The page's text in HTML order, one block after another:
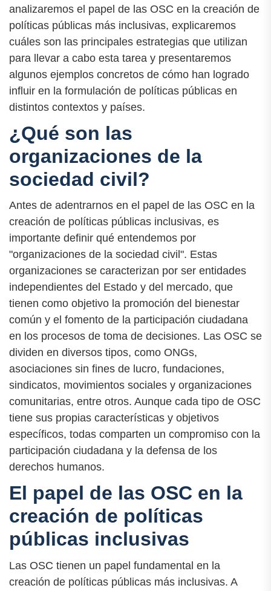
analizaremos el papel de las OSC en la creación de
políticas públicas más inclusivas, explicaremos
cuáles son las principales estrategias que utilizan
para llevar a cabo esta tarea y presentaremos
algunos ejemplos concretos de cómo han logrado
influir en la formulación de políticas públicas en
distintos contextos y países.
¿Qué son las
organizaciones de la
sociedad civil?
Antes de adentrarnos en el papel de las OSC en la
creación de políticas públicas inclusivas, es
importante definir qué entendemos por
"organizaciones de la sociedad civil". Estas
organizaciones se caracterizan por ser entidades
independientes del Estado y del mercado, que
tienen como objetivo la promoción del bienestar
común y el fomento de la participación ciudadana
en los procesos de toma de decisiones. Las OSC se
dividen en diversos tipos, como ONGs,
asociaciones sin fines de lucro, fundaciones,
sindicatos, movimientos sociales y organizaciones
comunitarias, entre otros. Aunque cada tipo de OSC
tiene sus propias características y objetivos
específicos, todas comparten un compromiso con la
participación ciudadana y la defensa de los
derechos humanos.
El papel de las OSC en la
creación de políticas
públicas inclusivas
Las OSC tienen un papel fundamental en la
creación de políticas públicas más inclusivas. A